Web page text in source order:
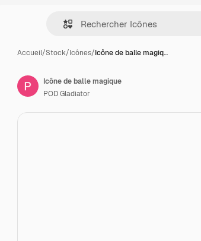
Accueil/Stock/Icônes/Icône de balle magiq…
Icône de balle magique
POD Gladiator